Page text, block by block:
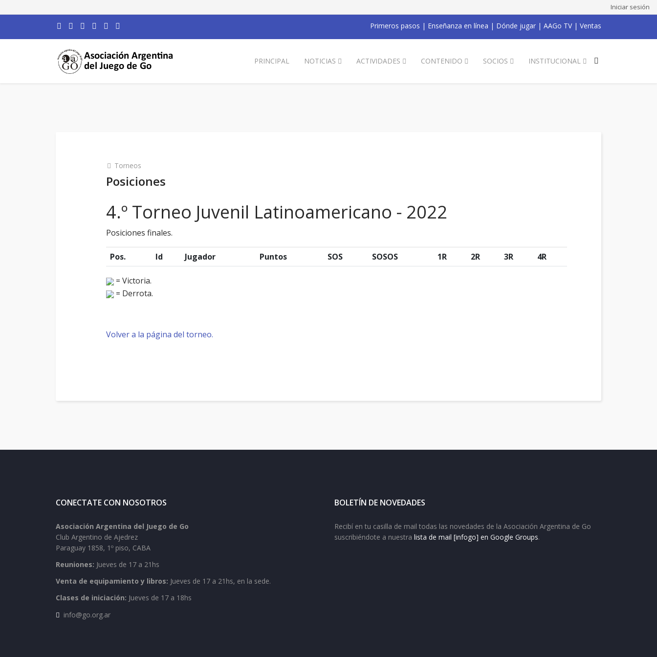
Iniciar sesión
Primeros pasos | Enseñanza en línea | Dónde jugar | AAGo TV| Ventas
PRINCIPAL NOTICIAS ACTIVIDADES CONTENIDO SOCIOS INSTITUCIONAL
Torneos
Posiciones
4.º Torneo Juvenil Latinoamericano - 2022
Posiciones finales.
Pos. Id Jugador Puntos SOS SOSOS 1R 2R 3R 4R
= Victoria.
= Derrota.
Volver a la página del torneo.
CONECTATE CON NOSOTROS
Asociación Argentina del Juego de Go
Club Argentino de Ajedrez
Paraguay 1858, 1º piso, CABA
Reuniones: Jueves de 17 a 21hs
Venta de equipamiento y libros: Jueves de 17 a 21hs, en la sede.
Clases de iniciación: Jueves de 17 a 18hs
info@go.org.ar
BOLETÍN DE NOVEDADES
Recibí en tu casilla de mail todas las novedades de la Asociación Argentina de Go
suscribiéndote a nuestra lista de mail [infogo] en Google Groups.